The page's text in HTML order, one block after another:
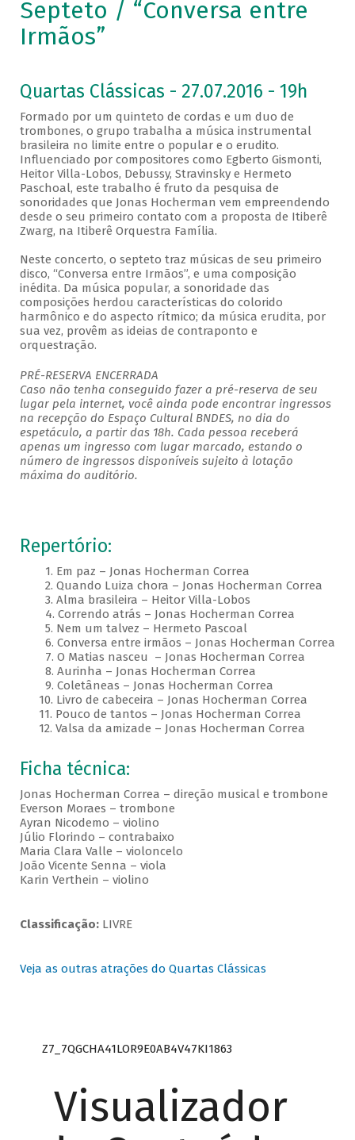
Septeto / “Conversa entre
Irmãos”
Quartas Clássicas - 27.07.2016 - 19h
Formado por um quinteto de cordas e um duo de
trombones, o grupo trabalha a música instrumental
brasileira no limite entre o popular e o erudito.
Influenciado por compositores como Egberto Gismonti,
Heitor Villa-Lobos, Debussy, Stravinsky e Hermeto
Paschoal, este trabalho é fruto da pesquisa de
sonoridades que Jonas Hocherman vem empreendendo
desde o seu primeiro contato com a proposta de Itiberê
Zwarg, na Itiberê Orquestra Família.
Neste concerto, o septeto traz músicas de seu primeiro
disco, “Conversa entre Irmãos”, e uma composição
inédita. Da música popular, a sonoridade das
composições herdou características do colorido
harmônico e do aspecto rítmico; da música erudita, por
sua vez, provêm as ideias de contraponto e
orquestração.
PRÉ-RESERVA ENCERRADA
Caso não tenha conseguido fazer a pré-reserva de seu
lugar pela internet, você ainda pode encontrar ingressos
na recepção do Espaço Cultural BNDES, no dia do
espetáculo, a partir das 18h. Cada pessoa receberá
apenas um ingresso com lugar marcado, estando o
número de ingressos disponíveis sujeito à lotação
máxima do auditório.
Repertório:
1. Em paz – Jonas Hocherman Correa
2. Quando Luiza chora – Jonas Hocherman Correa
3. Alma brasileira – Heitor Villa-Lobos
4. Correndo atrás – Jonas Hocherman Correa
5. Nem um talvez – Hermeto Pascoal
6. Conversa entre irmãos – Jonas Hocherman Correa
7. O Matias nasceu – Jonas Hocherman Correa
8. Aurinha – Jonas Hocherman Correa
9. Coletâneas – Jonas Hocherman Correa
10. Livro de cabeceira – Jonas Hocherman Correa
11. Pouco de tantos – Jonas Hocherman Correa
12. Valsa da amizade – Jonas Hocherman Correa
Ficha técnica:
Jonas Hocherman Correa – direção musical e trombone
Everson Moraes – trombone
Ayran Nicodemo – violino
Júlio Florindo – contrabaixo
Maria Clara Valle – violoncelo
João Vicente Senna – viola
Karin Verthein – violino
Classificação:LIVRE
Veja as outras atrações do Quartas Clássicas
Z7_7QGCHA41LOR9E0AB4V47KI1863
Visualizador